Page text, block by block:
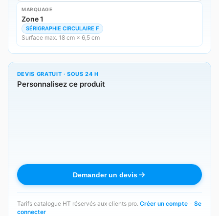
MARQUAGE
Zone 1
SÉRIGRAPHIE CIRCULAIRE F
Surface max. 18 cm × 6,5 cm
DEVIS GRATUIT · SOUS 24 H
Personnalisez ce produit
Demander un devis
Tarifs catalogue HT réservés aux clients pro. Créer un compte · Se
connecter